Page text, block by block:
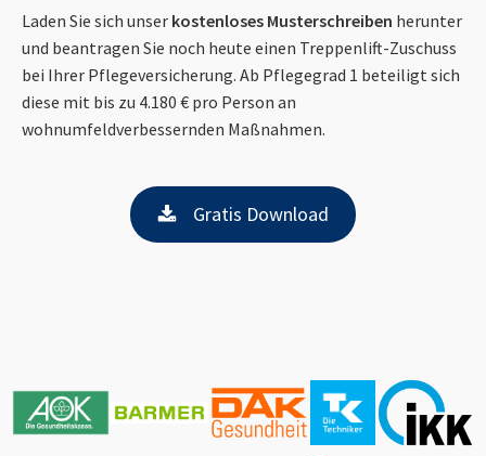
Laden Sie sich unser kostenloses Musterschreiben herunter
und beantragen Sie noch heute einen Treppenlift-Zuschuss
bei Ihrer Pflegeversicherung. Ab Pflegegrad 1 beteiligt sich
diese mit bis zu 4.180 € pro Person an
wohnumfeldverbessernden Maßnahmen.
Gratis Download